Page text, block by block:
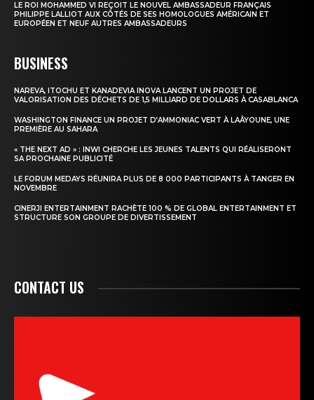
LE ROI MOHAMMED VI REÇOIT LE NOUVEL AMBASSADEUR FRANÇAIS
PHILIPPE LALLIOT AUX CÔTÉS DE SES HOMOLOGUES AMÉRICAIN ET
EUROPÉEN ET NEUF AUTRES AMBASSADEURS
BUSINESS
NAREVA, ITOCHU ET KANADEVIA INOVA LANCENT UN PROJET DE
VALORISATION DES DÉCHETS DE 1,5 MILLIARD DE DOLLARS À CASABLANCA
WASHINGTON FINANCE UN PROJET D’AMMONIAC VERT À LAÂYOUNE, UNE
PREMIÈRE AU SAHARA
« THE NEXT AD » : INWI CHERCHE LES JEUNES TALENTS QUI RÉALISERONT
SA PROCHAINE PUBLICITÉ
LE FORUM MEDAYS RÉUNIRA PLUS DE 8 000 PARTICIPANTS À TANGER EN
NOVEMBRE
CINERJI ENTERTAINMENT RACHÈTE 100 % DE GLOBAL ENTERTAINMENT ET
STRUCTURE SON GROUPE DE DIVERTISSEMENT
CONTACT US